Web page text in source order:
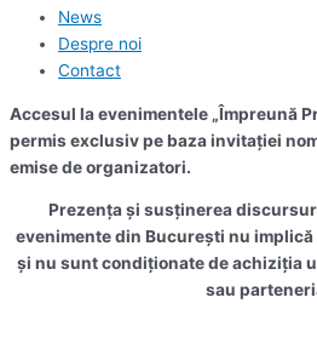
News
Despre noi
Contact
Accesul la evenimentele „Împreună
permis exclusiv pe baza invitației
emise de organizatori.
Prezența și susținerea
evenimente din București nu
și nu sunt condiționate de achiziția
sau